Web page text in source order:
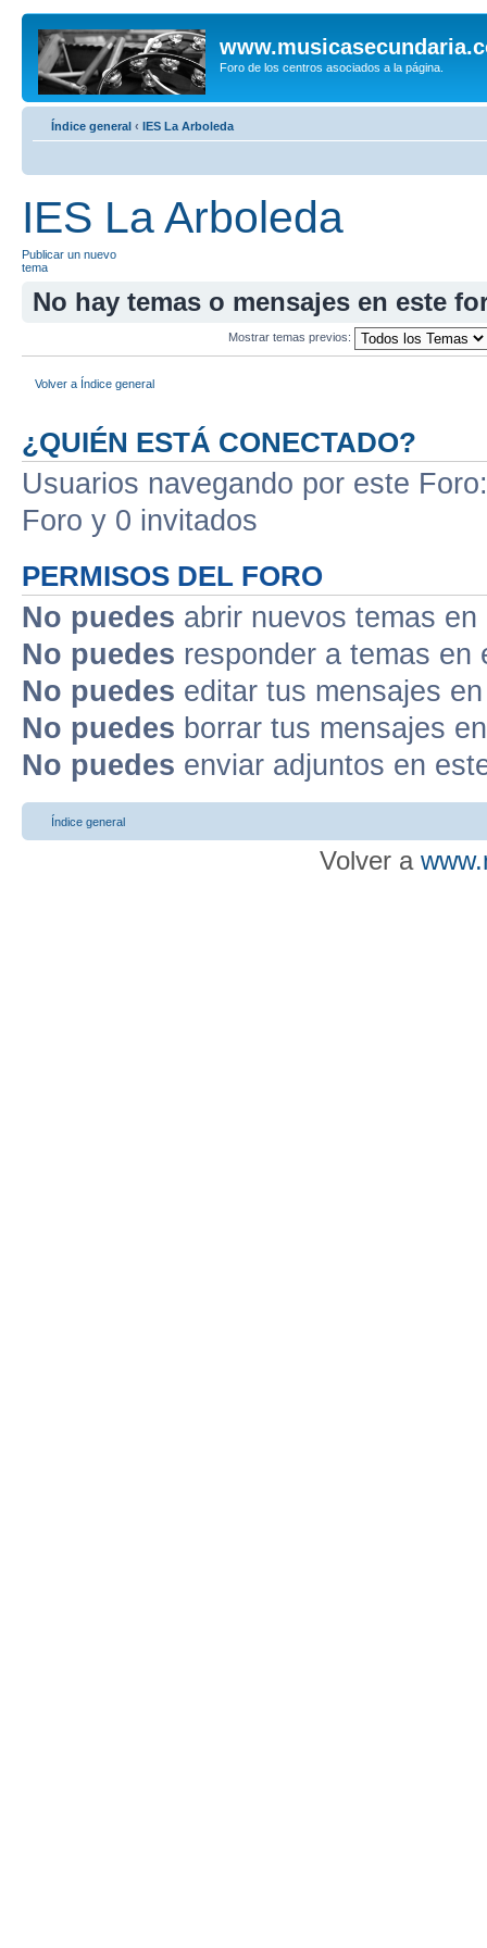
Foro de los centros asociados a la página.
Índice general ‹ IES La Arboleda
IES La Arboleda
Publicar un nuevo
tema
No hay temas o mensajes en este
Mostrar temas previos:
Volver a Índice general
¿QUIÉN ESTÁ CONECTADO?
Usuarios navegando por este
Foro y 0 invitados
PERMISOS DEL FORO
No puedes abrir nuevos temas
No puedes responder a temas en
No puedes editar tus mensajes
No puedes borrar tus mensajes
No puedes enviar adjuntos en
Índice general
Volver a